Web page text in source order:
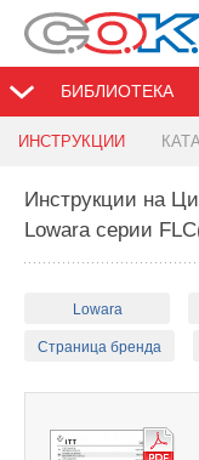
БИБЛИОТЕКА
ИНСТРУКЦИИ
Инструкции на
Lowara серии
Lowara
Страница бренда